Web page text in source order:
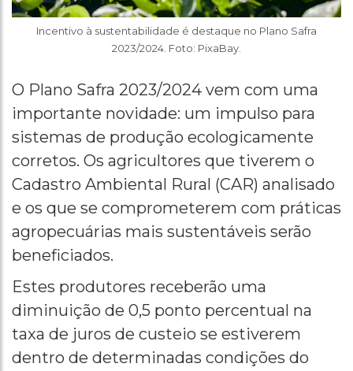
Incentivo à sustentabilidade é destaque no Plano Safra
2023/2024. Foto: PixaBay.
O Plano Safra 2023/2024 vem com uma
importante novidade: um impulso para
sistemas de produção ecologicamente
corretos. Os agricultores que tiverem o
Cadastro Ambiental Rural (CAR) analisado
e os que se comprometerem com práticas
agropecuárias mais sustentáveis serão
beneficiados.
Estes produtores receberão uma
diminuição de 0,5 ponto percentual na
taxa de juros de custeio se estiverem
dentro de determinadas condições do